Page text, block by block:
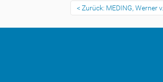
Zurück: MEDING, Werner v.